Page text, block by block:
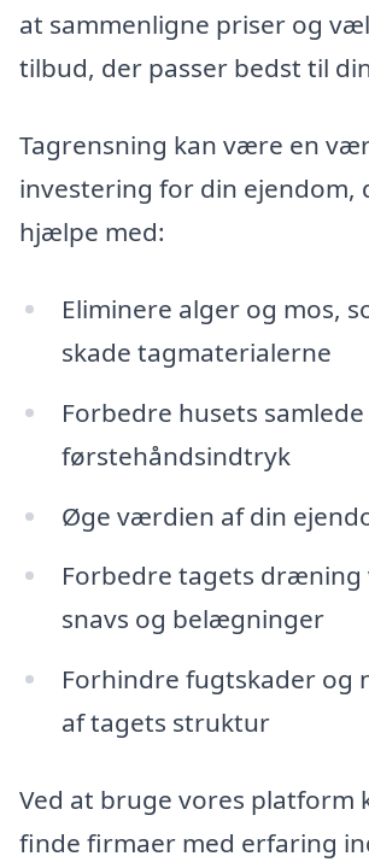
at sammenligne priser og
tilbud, der passer bedst til
Tagrensning kan være en
investering for din ejendom,
hjælpe med:
Eliminere alger og mos,
skade tagmaterialerne
Forbedre husets
førstehåndsindtryk
Øge værdien af din
Forbedre tagets dræning
snavs og belægninger
Forhindre fugtskader og
af tagets struktur
Ved at bruge vores platform
finde firmaer med erfaring